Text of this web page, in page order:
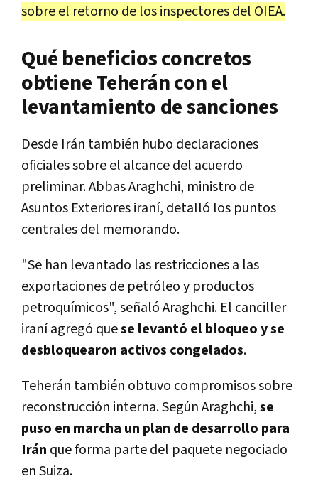
sobre el retorno de los inspectores del OIEA.
Qué beneficios concretos
obtiene Teherán con el
levantamiento de sanciones
Desde Irán también hubo declaraciones
oficiales sobre el alcance del acuerdo
preliminar. Abbas Araghchi, ministro de
Asuntos Exteriores iraní, detalló los puntos
centrales del memorando.
"Se han levantado las restricciones a las
exportaciones de petróleo y productos
petroquímicos", señaló Araghchi. El canciller
iraní agregó quese levantó el bloqueo y se
desbloquearon activos congelados.
Teherán también obtuvo compromisos sobre
reconstrucción interna. Según Araghchi,se
puso en marcha un plan de desarrollo para
Irán que forma parte del paquete negociado
en Suiza.